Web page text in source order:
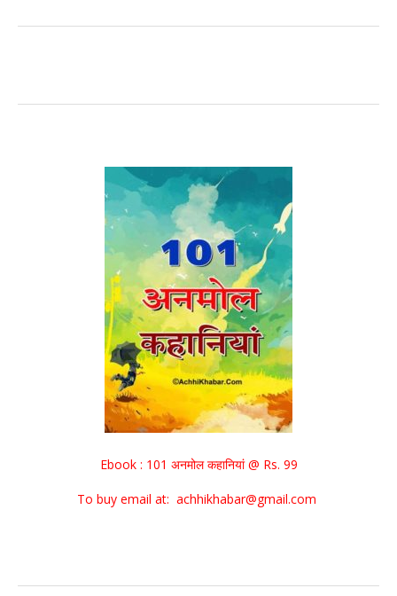
Ebook : 101 अनमोल कहानियां @ Rs. 99
To buy email at: achhikhabar@gmail.com